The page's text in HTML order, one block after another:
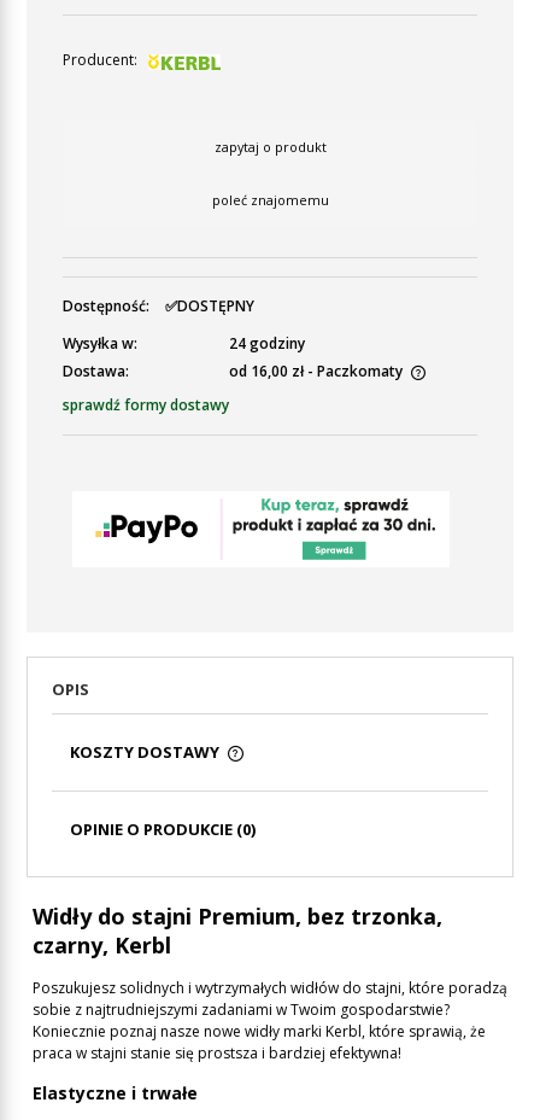
Producent:
zapytaj o produkt
poleć znajomemu
Dostępność:
✅DOSTĘPNY
Wysyłka w:
24 godziny
Dostawa:
od 16,00 zł - Paczkomaty
Cena nie zawiera ewentualnych kosztów płatności
sprawdź formy dostawy
OPIS
KOSZTY DOSTAWY
OPINIE O PRODUKCIE (0)
Widły do stajni Premium, bez trzonka,
czarny, Kerbl
Poszukujesz solidnych i wytrzymałych widłów do stajni, które poradzą
sobie z najtrudniejszymi zadaniami w Twoim gospodarstwie?
Koniecznie poznaj nasze nowe widły marki Kerbl, które sprawią, że
praca w stajni stanie się prostsza i bardziej efektywna!
Elastyczne i trwałe